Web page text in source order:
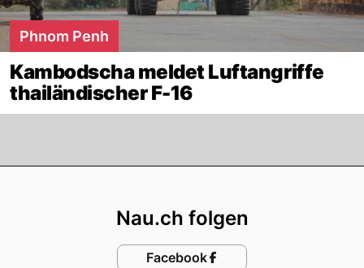
Phnom Penh
Kambodscha meldet Luftangriffe
thailändischer F-16
Nau.ch folgen
Facebook